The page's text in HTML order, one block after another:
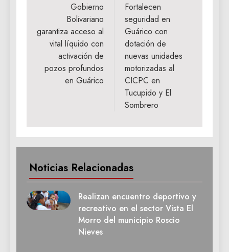
entradas
Gobierno
Bolivariano
garantiza acceso al
vital líquido con
activación de
pozos profundos
en Guárico
Fortalecen
seguridad en
Guárico con
dotación de
nuevas unidades
motorizadas al
CICPC en
Tucupido y El
Sombrero
Noticias Relacionadas
Realizan encuentro deportivo y
recreativo en el sector Vista El
Morro del municipio Roscio
Nieves